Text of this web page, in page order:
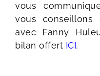
vous
vous
avec Fanny
bilan offert ICI.